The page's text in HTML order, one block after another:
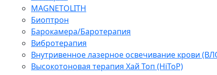
MAGNETOLITH
Биоптрон
Барокамера/Баротерапия
Вибротерапия
Внутривенное лазерное освечивание крови
Высокотоновая терапия Хай Топ (HiToP)